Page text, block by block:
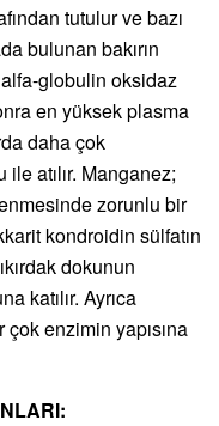
tutulur ve bazı
bulunan bakırın
globulin oksidaz
en yüksek plasma
daha çok
atılır. Manganez;
zorunlu bir
kondroidin sülfatın
dokunun
katılır. Ayrıca
enzimin yapısına